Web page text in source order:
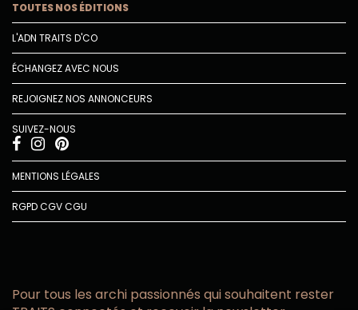
TOUTES NOS ÉDITIONS
L'ADN TRAITS D'CO
ÉCHANGEZ AVEC NOUS
REJOIGNEZ NOS ANNONCEURS
SUIVEZ-NOUS
MENTIONS LÉGALES
RGPDCGVCGU
Pour tous les archi passionnés qui souhaitent rester